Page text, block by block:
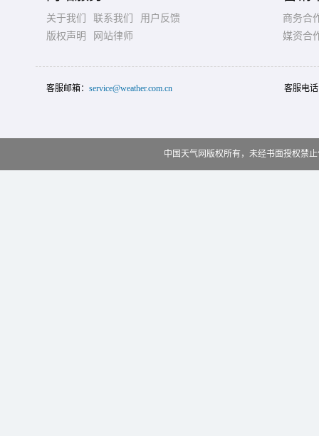
关于我们 联系我们
用户反馈
版权声明
网站律师
商务合
媒资合
客服邮箱： service@weather.com.cn 客服电
中国天气网版权所有，未经书面授权